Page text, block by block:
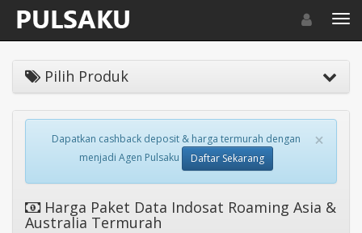
Toggle
Pilih Produk
×
Dapatkan cashback deposit & harga termurah dengan
menjadi Agen Pulsaku
Daftar Sekarang
Harga Paket Data Indosat Roaming Asia &
Australia Termurah